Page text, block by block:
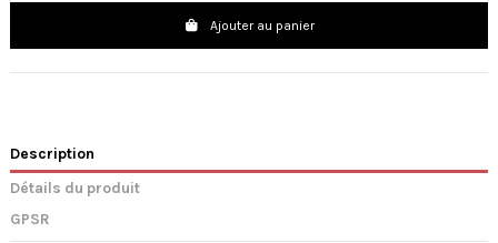
Ajouter au panier
Description
Détails du produit
GPSR